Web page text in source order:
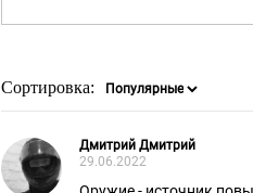
Сортировка:
Дмитрий Дмитрий
29.06.2022